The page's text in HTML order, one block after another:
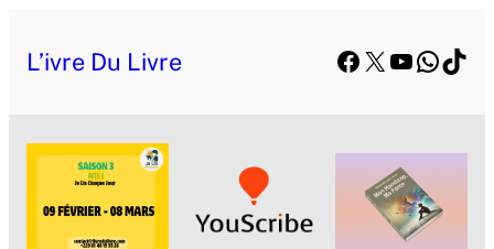
L’ivre Du Livre Facebook
X YouTube